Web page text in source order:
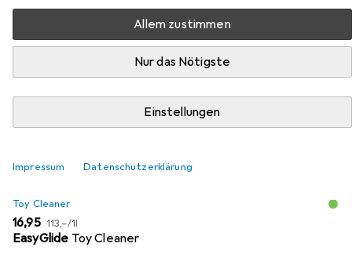
Allem zustimmen
Nur das Nötigste
Einstellungen
Impressum Datenschutzerklärung
Toy Cleaner Gleitmittel
Toy Cleaner
EUR
16,95 EUR
113,–/1l
EasyGlide Toy Cleaner